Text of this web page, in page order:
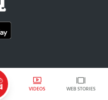
VIDEOS WEB STORIES